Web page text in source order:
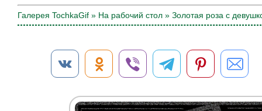
Галерея TochkaGif » На рабочий стол » Золотая роза с